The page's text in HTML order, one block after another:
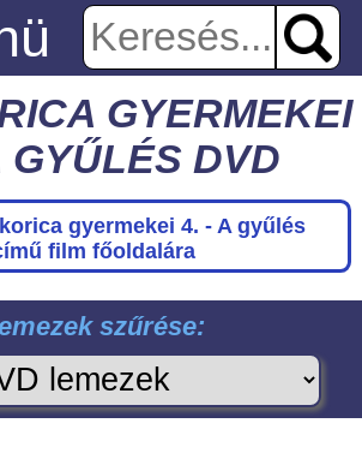
GYERMEKEI
GYŰLÉS DVD
gyermekei 4. - A gyűlés
film főoldalára
szűrése: